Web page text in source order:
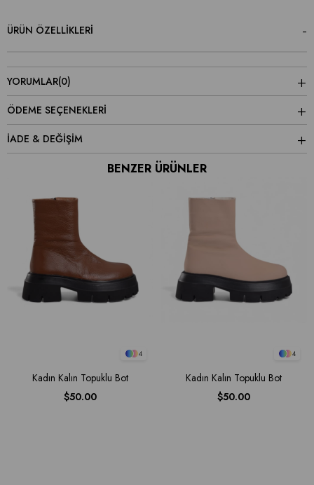
ÜRÜN ÖZELLIKLERI
YORUMLAR(0)
ÖDEME SEÇENEKLERI
İADE & DEĞİŞİM
BENZER ÜRÜNLER
4
Kadın Kalın Topuklu Bot
$50.00
4
Kadın Kalın Topuklu Bot
$50.00